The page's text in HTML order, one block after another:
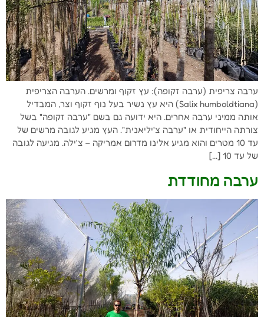
ערבה צריפית (ערבה זקופה): עץ זקוף ומרשים. הערבה הצריפית
(Salix humboldtiana) היא עץ נשיר בעל נוף זקוף וצר, המבדיל
אותה ממיני ערבה אחרים. היא ידועה גם בשם "ערבה זקופה" בשל
צורתה הייחודית או "ערבה צ'יליאנית". העץ מגיע לגובה מרשים של
עד 10 מטרים והוא מגיע אלינו מדרום אמריקה – צ'ילה. מגיעה לגובה
של עד 10 […]
ערבה מחודדת